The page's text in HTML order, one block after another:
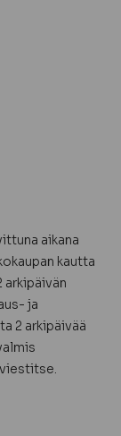
aikana
kautta
ja
2 arkipäivää